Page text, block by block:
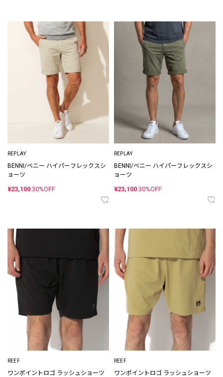
REPLAY
BENNI/ベニー ハイパーフレックスシ
ョーツ
¥23,100 30%OFF
REPLAY
BENNI/ベニー ハイパーフレックスシ
ョーツ
¥23,100 30%OFF
REEF
ワンポイントロゴ ラッシュショーツ
REEF
ワンポイントロゴ ラッシュショーツ